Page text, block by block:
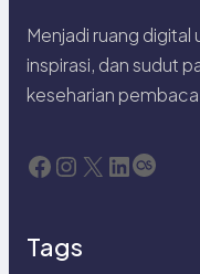
Menjadi ruang
inspirasi, dan sudut
keseharian
Facebook Instagram X LinkedIn Last.fm
Tags